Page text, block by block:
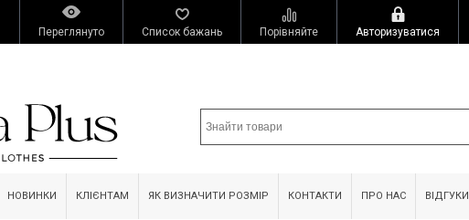
Переглянуто Список бажань Порівняйте Авторизуватися
НОВИНКИ КЛІЄНТАМ ЯК ВИЗНАЧИТИ РОЗМІР КОНТАКТИ ПРО НАС ВІДГУКИ